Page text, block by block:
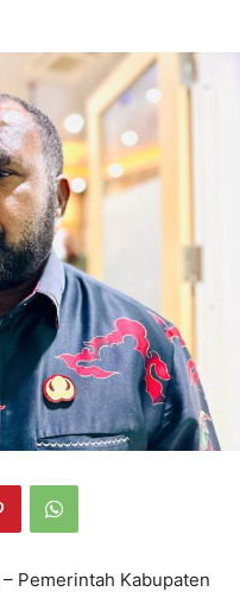
– Pemerintah Kabupaten